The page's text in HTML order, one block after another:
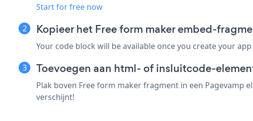
Start for free now
Kopieer het Free form maker embed-
Your code block will be available once you create your app
Toevoegen aan html- of insluitcode-
Plak boven Free form maker fragment in een Pagevamp
verschijnt!